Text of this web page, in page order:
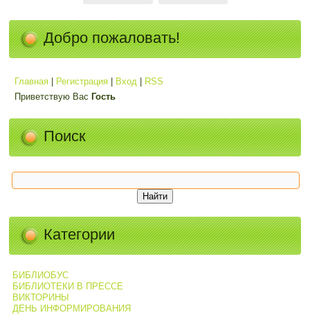
Добро пожаловать!
Главная Регистрация Вход
RSS
Приветствую Вас Гость
Поиск
Категории
БИБЛИОБУС
БИБЛИОТЕКИ В ПРЕССЕ
ВИКТОРИНЫ
ДЕНЬ ИНФОРМИРОВАНИЯ